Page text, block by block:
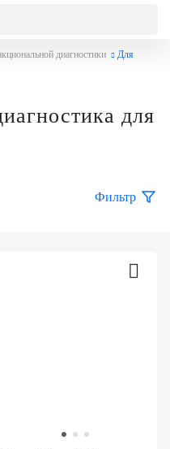
диагностики
Для
для
Фильтр